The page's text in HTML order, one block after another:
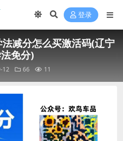
登录
减分怎么买激活码(辽宁
免分)
12 66 11